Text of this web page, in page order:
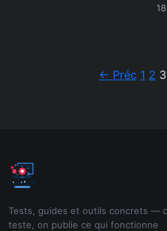
← Préc 1 2 3
Tests, guides et outils concrets —
teste, on publie ce qui fonctionne